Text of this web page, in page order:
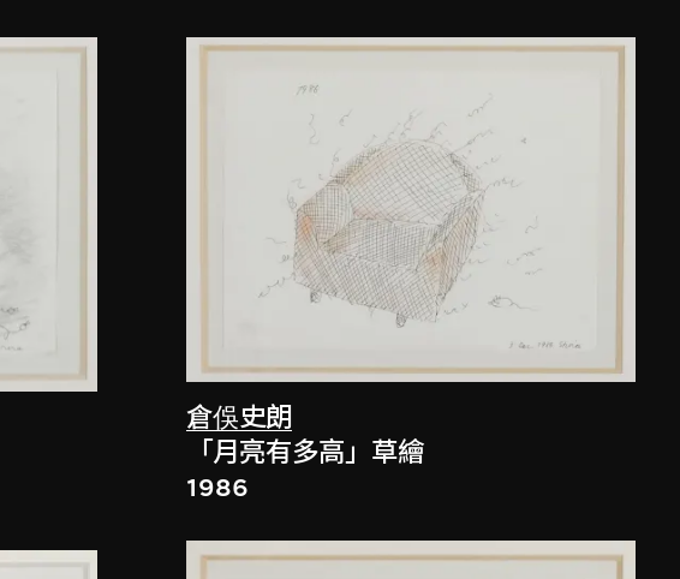
倉俁史朗
「月亮有多高」草繪
1986